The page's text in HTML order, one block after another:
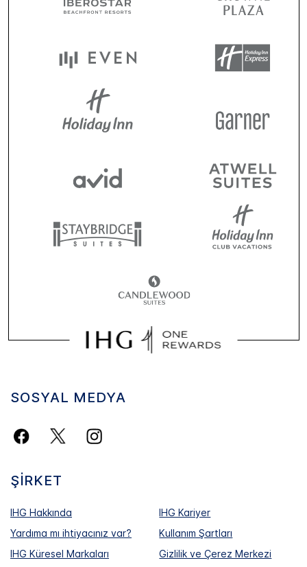
SOSYAL MEDYA
ŞIRKET
IHG Hakkında
IHG Kariyer
Yardıma mı ihtiyacınız var?
Kullanım Şartları
IHG Küresel Markaları
Gizlilik ve Çerez Merkezi